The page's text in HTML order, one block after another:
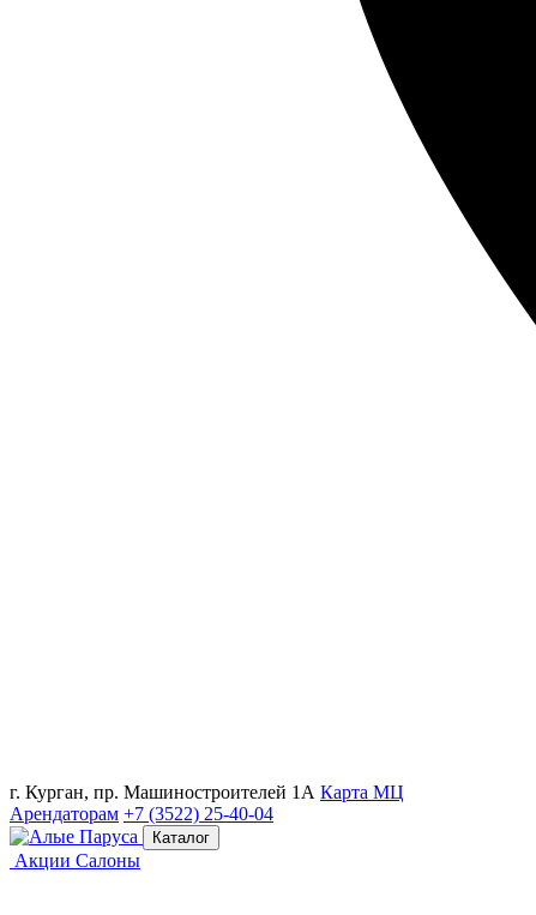
г. Курган, пр. Машиностроителей 1А Карта МЦ
Арендаторам +7 (3522) 25-40-04
Каталог
Акции Салоны